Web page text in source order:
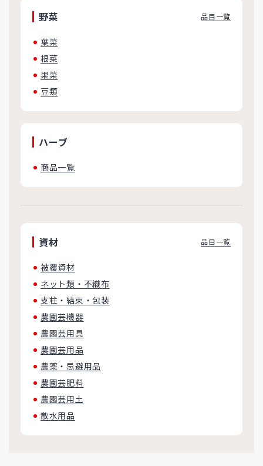
野菜 品目一覧
葉菜
根菜
果菜
豆類
ハーブ
商品一覧
資材 品目一覧
被覆資材
ネット類・不織布
支柱・結束・包装
農園芸機器
農園芸用具
農園芸用品
農薬・忌避用品
農園芸肥料
農園芸用土
散水用品